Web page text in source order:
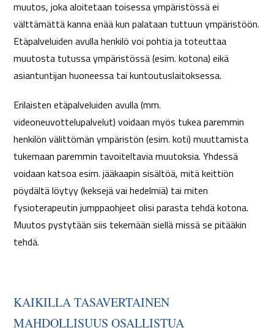
muutos, joka aloitetaan toisessa ympäristössä ei
välttämättä kanna enää kun palataan tuttuun ympäristöön.
Etäpalveluiden avulla henkilö voi pohtia ja toteuttaa
muutosta tutussa ympäristössä (esim. kotona) eikä
asiantuntijan huoneessa tai kuntoutuslaitoksessa.
Erilaisten etäpalveluiden avulla (mm.
videoneuvottelupalvelut) voidaan myös tukea paremmin
henkilön välittömän ympäristön (esim. koti) muuttamista
tukemaan paremmin tavoiteltavia muutoksia. Yhdessä
voidaan katsoa esim. jääkaapin sisältöä, mitä keittiön
pöydältä löytyy (keksejä vai hedelmiä) tai miten
fysioterapeutin jumppaohjeet olisi parasta tehdä kotona.
Muutos pystytään siis tekemään siellä missä se pitääkin
tehdä.
KAIKILLA TASAVERTAINEN
MAHDOLLISUUS OSALLISTUA